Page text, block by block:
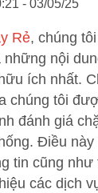
- 03/05/25
Rẻ, chúng
những nội
ích nhất.
chúng tôi
đánh giá
Điều
tin cũng
các dịch